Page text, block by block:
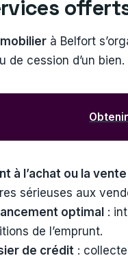
à Belfort
de cession d’un bien.
à l’achat ou la vente
sérieuses aux
optimal :
de l’emprunt.
de crédit :